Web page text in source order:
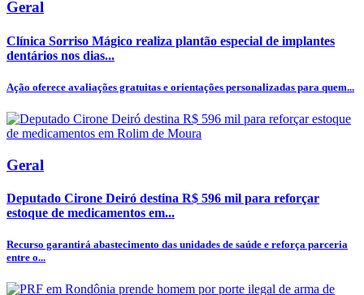
Geral
Clínica Sorriso Mágico realiza plantão especial de implantes
dentários nos dias...
Ação oferece avaliações gratuitas e orientações personalizadas para quem...
Geral
Deputado Cirone Deiró destina R$ 596 mil para reforçar
estoque de medicamentos em...
Recurso garantirá abastecimento das unidades de saúde e reforça parceria
entre o...